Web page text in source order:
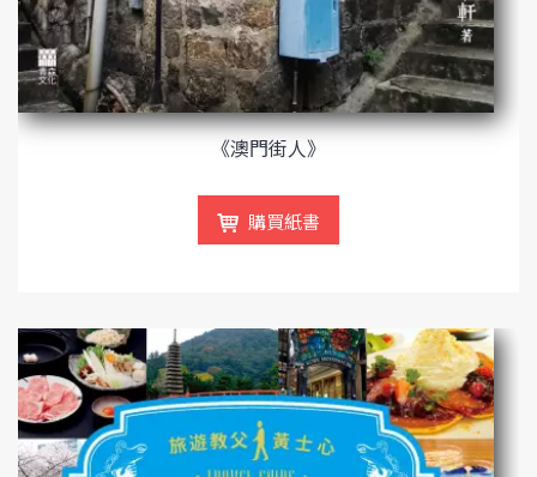
《澳門街人》
購買紙書